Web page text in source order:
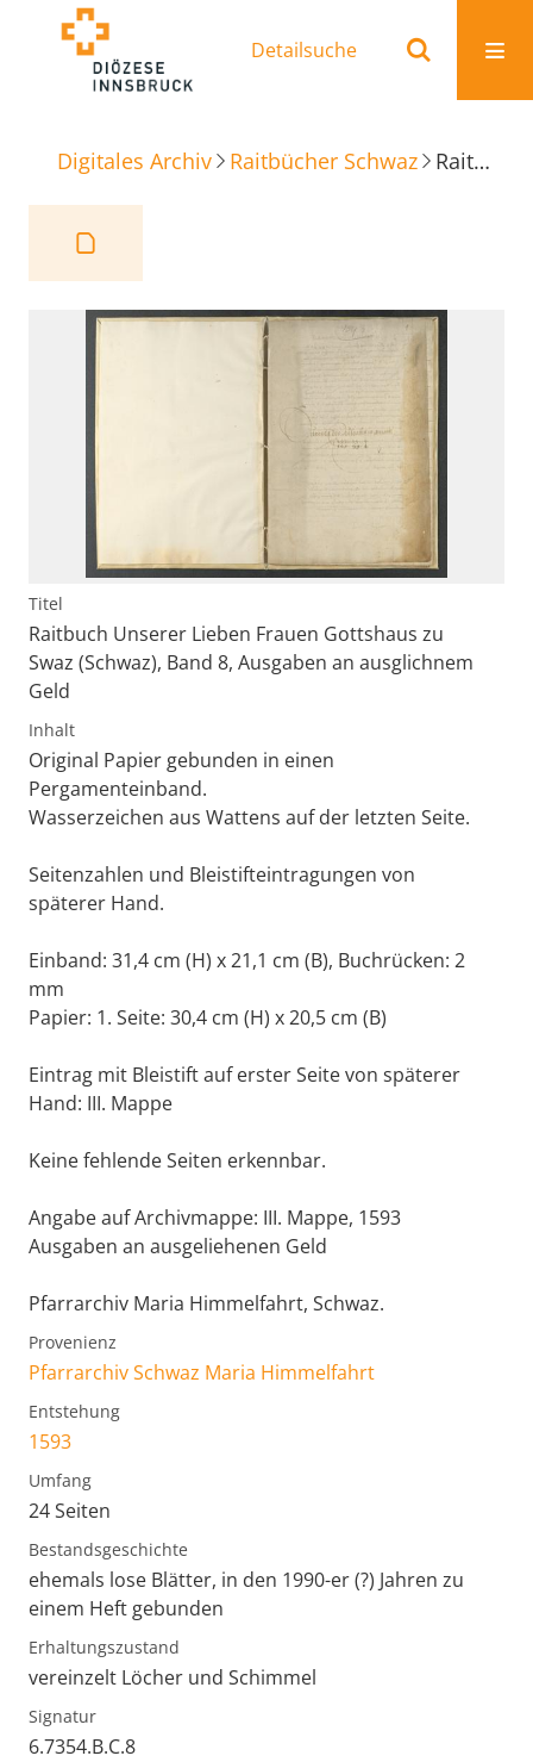
Detailsuche
Digitales Archiv Raitbücher Schwaz Raitbuch Unserer Lieben Frauen Gottshaus zu Swaz (Schwaz), Band 8, Ausgaben an ausglichnem Geld
Titel
Raitbuch Unserer Lieben Frauen Gottshaus zu
Swaz (Schwaz), Band 8, Ausgaben an ausglichnem
Geld
Inhalt
Original Papier gebunden in einen
Pergamenteinband.
Wasserzeichen aus Wattens auf der letzten Seite.
Seitenzahlen und Bleistifteintragungen von
späterer Hand.
Einband: 31,4 cm (H) x 21,1 cm (B), Buchrücken: 2
mm
Papier: 1. Seite: 30,4 cm (H) x 20,5 cm (B)
Eintrag mit Bleistift auf erster Seite von späterer
Hand: III. Mappe
Keine fehlende Seiten erkennbar.
Angabe auf Archivmappe: III. Mappe, 1593
Ausgaben an ausgeliehenen Geld
Pfarrarchiv Maria Himmelfahrt, Schwaz.
Provenienz
Pfarrarchiv Schwaz Maria Himmelfahrt
Entstehung
1593
Umfang
24 Seiten
Bestandsgeschichte
ehemals lose Blätter, in den 1990-er (?) Jahren zu
einem Heft gebunden
Erhaltungszustand
vereinzelt Löcher und Schimmel
Signatur
6.7354.B.C.8